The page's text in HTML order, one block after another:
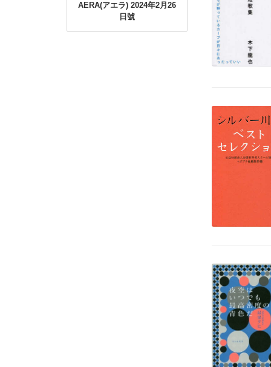
AERA(アエラ) 2024年2月26
日號